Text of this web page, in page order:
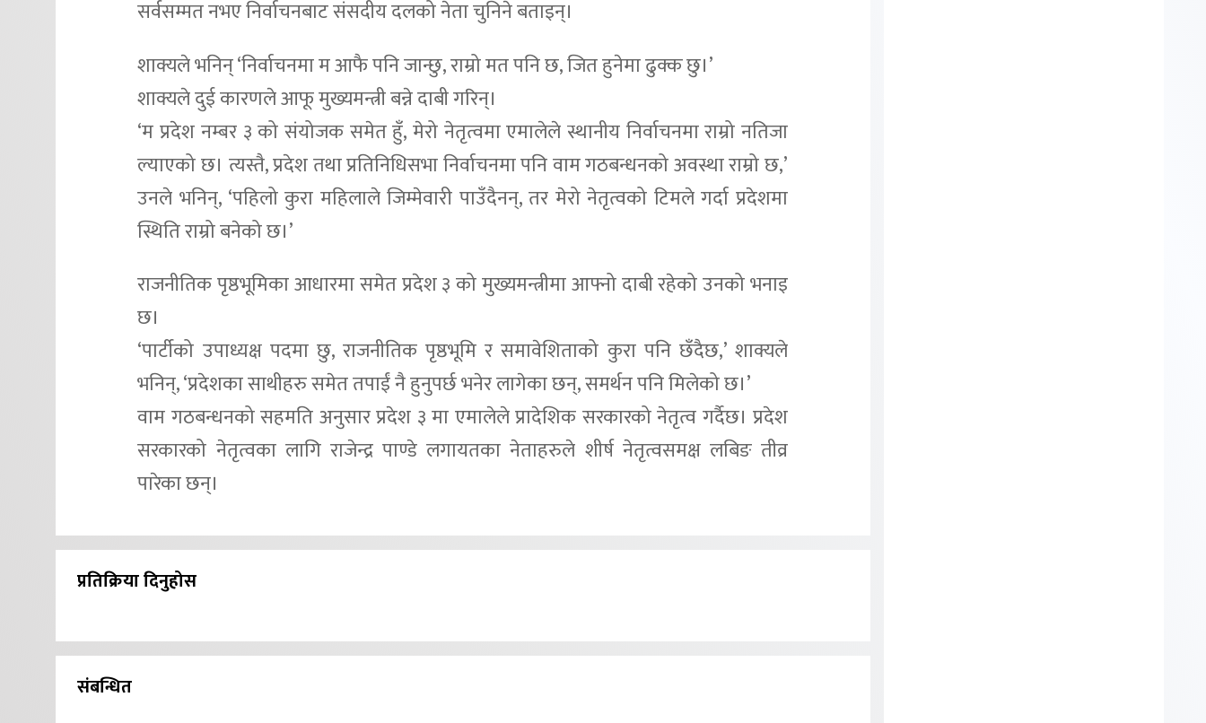
सर्वसम्मत नभए निर्वाचनबाट संसदीय दलको नेता चुनिने बताइन्।
शाक्यले भनिन् ‘निर्वाचनमा म आफै पनि जान्छु, राम्रो मत पनि छ, जित हुनेमा ढुक्क छु।’
शाक्यले दुई कारणले आफू मुख्यमन्त्री बन्ने दाबी गरिन्।
‘म प्रदेश नम्बर ३ को संयोजक समेत हुँ, मेरो नेतृत्वमा एमालेले स्थानीय निर्वाचनमा राम्रो नतिजा
ल्याएको छ। त्यस्तै, प्रदेश तथा प्रतिनिधिसभा निर्वाचनमा पनि वाम गठबन्धनको अवस्था राम्रो छ,’
उनले भनिन्, ‘पहिलो कुरा महिलाले जिम्मेवारी पाउँदैनन्, तर मेरो नेतृत्वको टिमले गर्दा प्रदेशमा
स्थिति राम्रो बनेको छ।’
राजनीतिक पृष्ठभूमिका आधारमा समेत प्रदेश ३ को मुख्यमन्त्रीमा आफ्नो दाबी रहेको उनको भनाइ
छ।
‘पार्टीको उपाध्यक्ष पदमा छु, राजनीतिक पृष्ठभूमि र समावेशिताको कुरा पनि छँदैछ,’ शाक्यले
भनिन्, ‘प्रदेशका साथीहरु समेत तपाईं नै हुनुपर्छ भनेर लागेका छन्, समर्थन पनि मिलेको छ।’
वाम गठबन्धनको सहमति अनुसार प्रदेश ३ मा एमालेले प्रादेशिक सरकारको नेतृत्व गर्दैछ। प्रदेश
सरकारको नेतृत्वका लागि राजेन्द्र पाण्डे लगायतका नेताहरुले शीर्ष नेतृत्वसमक्ष लबिङ तीव्र
पारेका छन्।
प्रतिक्रिया दिनुहोस
संबन्धित